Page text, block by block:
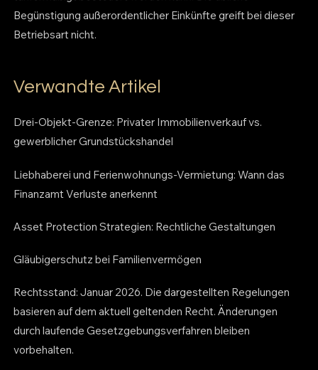
Begünstigung außerordentlicher Einkünfte greift bei dieser
Betriebsart nicht.
Verwandte Artikel
Drei-Objekt-Grenze: Privater Immobilienverkauf vs.
gewerblicher Grundstückshandel
Liebhaberei und Ferienwohnungs-Vermietung: Wann das
Finanzamt Verluste anerkennt
Asset Protection Strategien: Rechtliche Gestaltungen
Gläubigerschutz bei Familienvermögen
Rechtsstand: Januar 2026. Die dargestellten Regelungen
basieren auf dem aktuell geltenden Recht. Änderungen
durch laufende Gesetzgebungsverfahren bleiben
vorbehalten.